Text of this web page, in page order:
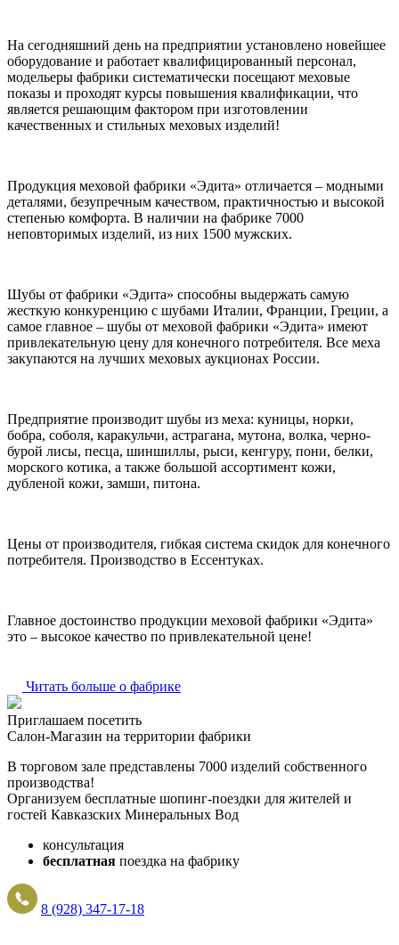
На сегодняшний день на предприятии установлено новейшее
оборудование и работает квалифицированный персонал,
модельеры фабрики систематически посещают меховые
показы и проходят курсы повышения квалификации, что
является решающим фактором при изготовлении
качественных и стильных меховых изделий!
Продукция меховой фабрики «Эдита» отличается – модными
деталями, безупречным качеством, практичностью и высокой
степенью комфорта. В наличии на фабрике 7000
неповторимых изделий, из них 1500 мужских.
Шубы от фабрики «Эдита» способны выдержать самую
жесткую конкуренцию с шубами Италии, Франции, Греции, а
самое главное – шубы от меховой фабрики «Эдита» имеют
привлекательную цену для конечного потребителя. Все меха
закупаются на лучших меховых аукционах России.
Предприятие производит шубы из меха: куницы, норки,
бобра, соболя, каракульчи, астрагана, мутона, волка, черно-
бурой лисы, песца, шиншиллы, рыси, кенгуру, пони, белки,
морского котика, а также большой ассортимент кожи,
дубленой кожи, замши, питона.
Цены от производителя, гибкая система скидок для конечного
потребителя. Производство в Ессентуках.
Главное достоинство продукции меховой фабрики «Эдита»
это – высокое качество по привлекательной цене!
Читать больше о фабрике
Приглашаем посетить
Салон-Магазин на территории фабрики
В торговом зале представлены 7000 изделий собственного
производства!
Организуем бесплатные шопинг-поездки для жителей и
гостей Кавказских Минеральных Вод
консультация
бесплатная поездка на фабрику
8 (928) 347-17-18